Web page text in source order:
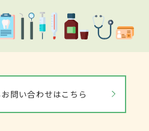
問い合わせはこちら